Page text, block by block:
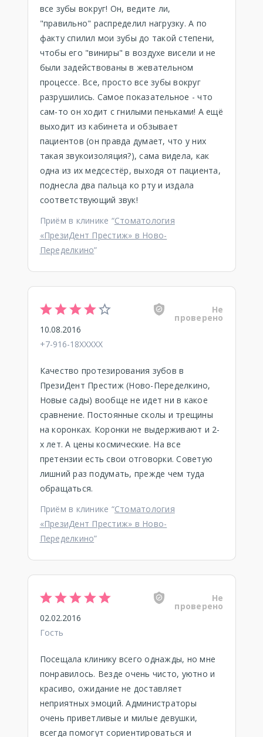
все зубы вокруг! Он, ведите ли,
"правильно" распределил нагрузку. А по
факту спилил мои зубы до такой степени,
чтобы его "виниры" в воздухе висели и не
были задействованы в жевательном
процессе. Все, просто все зубы вокруг
разрушились. Самое показательное - что
сам-то он ходит с гнилыми пеньками! А ещё
выходит из кабинета и обзывает
пациентов (он правда думает, что у них
такая звукоизоляция?), сама видела, как
одна из их медсестёр, выходя от пациента,
поднесла два пальца ко рту и издала
соответствующий звук!
Приём в клинике “Стоматология
«ПрезиДент Престиж» в Ново-
Переделкино”
Не
проверено
10.08.2016
+7-916-18XXXXX
Качество протезирования зубов в
ПрезиДент Престиж (Ново-Переделкино,
Новые сады) вообще не идет ни в какое
сравнение. Постоянные сколы и трещины
на коронках. Коронки не выдерживают и 2-
х лет. А цены космические. На все
претензии есть свои отговорки. Советую
лишний раз подумать, прежде чем туда
обращаться.
Приём в клинике “Стоматология
«ПрезиДент Престиж» в Ново-
Переделкино”
Не
проверено
02.02.2016
Гость
Посещала клинику всего однажды, но мне
понравилось. Везде очень чисто, уютно и
красиво, ожидание не доставляет
неприятных эмоций. Администраторы
очень приветливые и милые девушки,
всегда помогут сориентироваться и